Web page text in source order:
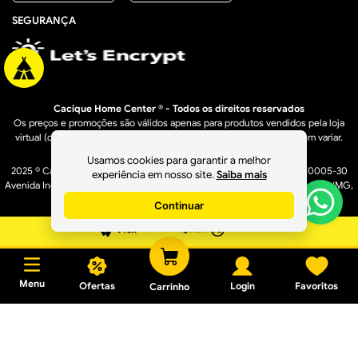
Menu Ofertas Carrinho Login Favoritos
Usamos cookies para garantir a melhor
experiência em nosso site. Saiba mais
Continuar
SEGURANÇA
Cacique Home Center ® - Todos os direitos reservados
Os preços e promoções são válidos apenas para produtos vendidos pela loja
virtual (caciquehomecenter.com.br). Os preços de lojas físicas podem variar.
2025 © Cacique Home Center Casa e Construção LTDA - 16.950.529/0005-30
Avenida Industrial, 1636 A – Bairro Distrito Industrial - Governador Valadares/MG,
CEP: 35040-610